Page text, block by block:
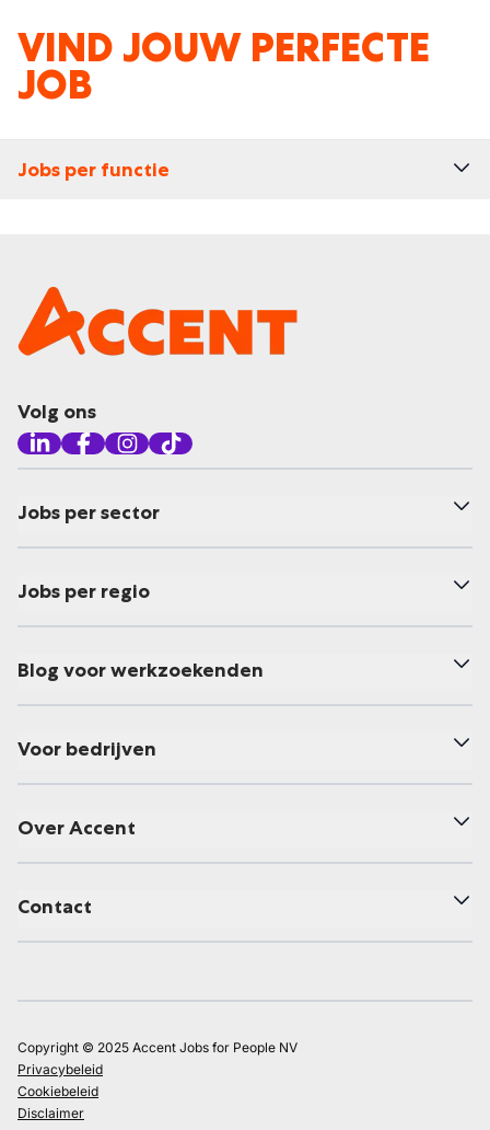
VIND JOUW PERFECTE
JOB
Jobs per functie
Volg ons
Jobs per sector
Jobs per regio
Blog voor werkzoekenden
Voor bedrijven
Over Accent
Contact
Copyright © 2025 Accent Jobs for People NV
Privacybeleid
Cookiebeleid
Disclaimer